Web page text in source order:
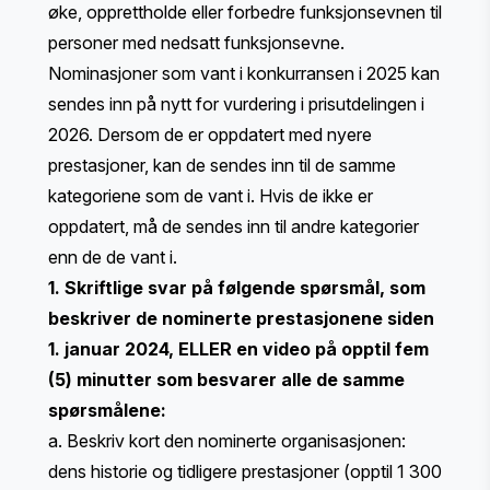
øke, opprettholde eller forbedre funksjonsevnen til
personer med nedsatt funksjonsevne.
Nominasjoner som vant i konkurransen i 2025 kan
sendes inn på nytt for vurdering i prisutdelingen i
2026. Dersom de er oppdatert med nyere
prestasjoner, kan de sendes inn til de samme
kategoriene som de vant i. Hvis de ikke er
oppdatert, må de sendes inn til andre kategorier
enn de de vant i.
1. Skriftlige svar på følgende spørsmål, som
beskriver de nominerte prestasjonene siden
1. januar 2024, ELLER en video på opptil fem
(5) minutter som besvarer alle de samme
spørsmålene:
a. Beskriv kort den nominerte organisasjonen:
dens historie og tidligere prestasjoner (opptil 1 300